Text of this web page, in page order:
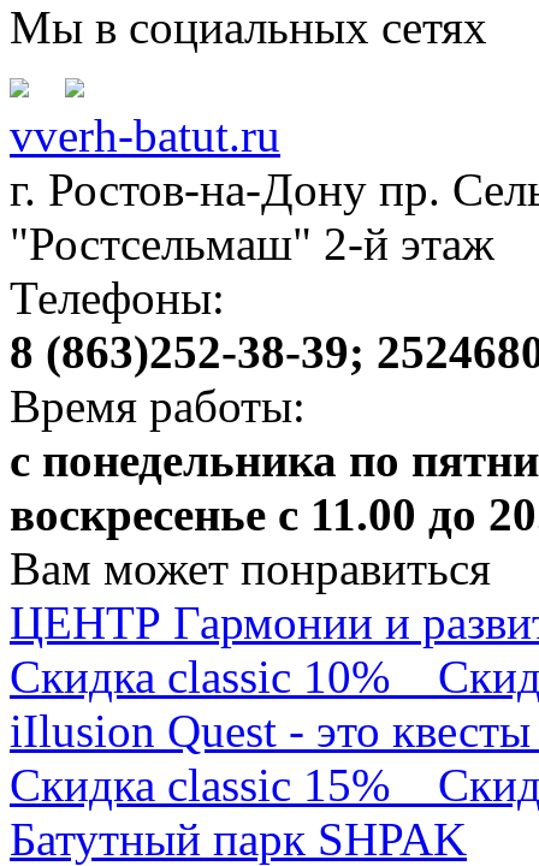
Мы в социальных сетях
vverh-batut.ru
г. Ростов-на-Дону пр.
"Ростсельмаш" 2-й этаж
Телефоны:
8 (863)252-38-39;
Время работы:
с понедельника по
воскресенье с 11.00 до
Вам может понравиться
ЦЕНТР Гармонии и
Скидка classic 10%
iIlusion Quest - это
Скидка classic 15%
Батутный парк SHPAK